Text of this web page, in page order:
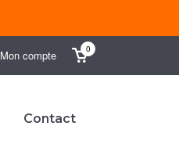
Mon compte 0
Contact